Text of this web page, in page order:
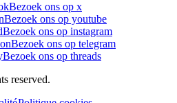
Bezoek ons op x
Bezoek ons op youtube
Bezoek ons op instagram
Bezoek ons op telegram
Bezoek ons op threads
reserved.